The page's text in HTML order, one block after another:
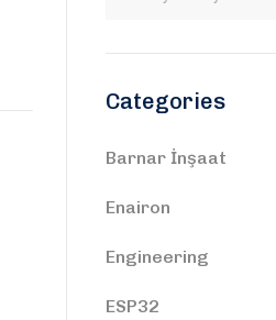
Categories
Barnar İnşaat
Enairon
Engineering
ESP32